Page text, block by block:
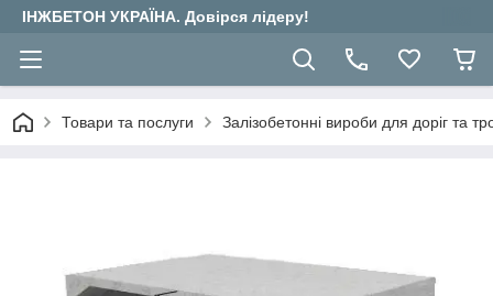
ІНЖБЕТОН УКРАЇНА. Довірся лідеру!
Товари та послуги Залізобетонні вироби для доріг та